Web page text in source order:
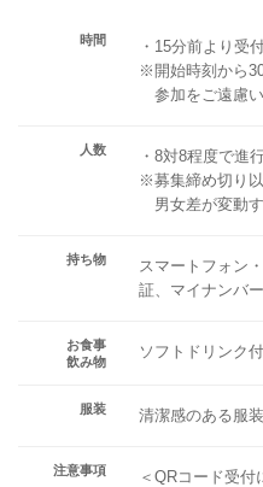
時間
・15分前より受
※開始時刻から
参加をご遠慮い
人数
・8対8程度で進
※募集締め切り
男女差が変動す
持ち物
スマートフォン
証、マイナンバ
お食事
飲み物
ソフトドリンク
服装 清潔感のある服
注意事項
＜QRコード受付